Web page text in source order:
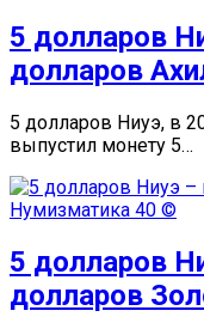
5 долларов
долларов
5 долларов Ниуэ, в
выпустил монету 5…
Нумизматика 40 ©
5 долларов
долларов